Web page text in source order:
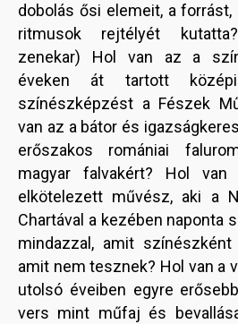
dobolás ősi elemeit, a
ritmusok rejtélyét
zenekar) Hol van az a
éveken át tartott
színészképzést a Fészek
van az a bátor és
erőszakos romániai
magyar falvakért? Hol
elkötelezett művész, aki a
Chartával a kezében naponta
mindazzal, amit
amit nem tesznek? Hol van a
utolsó éveiben egyre
vers mint műfaj és